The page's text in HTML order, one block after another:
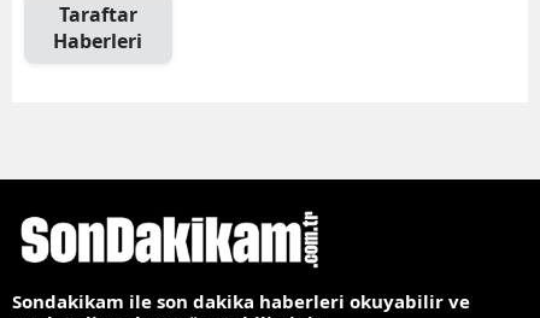
Taraftar
Haberleri
Sondakikam ile son dakika haberleri okuyabilir ve